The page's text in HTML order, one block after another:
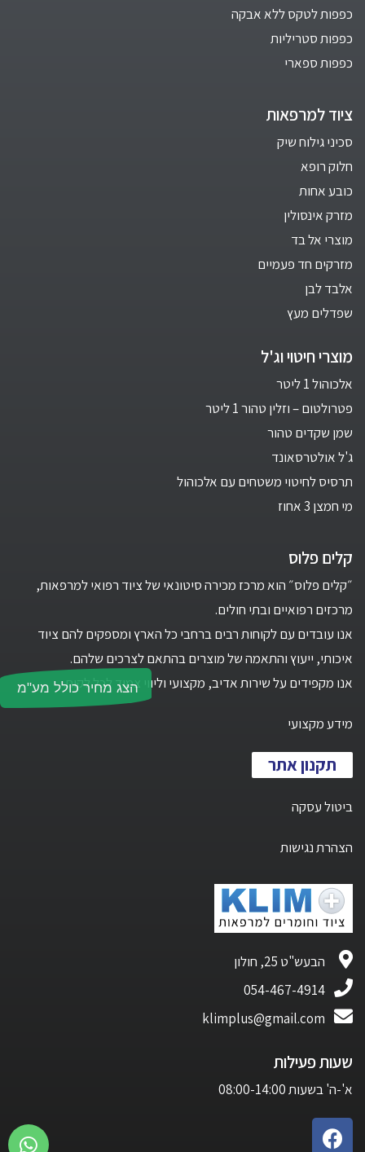
הצג מחיר כולל מע"מ
כפפות לטקס ללא אבקה
כפפות סטריליות
כפפות ספארי
ציוד למרפאות
סכיני גילוח שיק
חלוק רופא
כובע אחות
מזרק אינסולין
מוצרי אל בד
מזרקים חד פעמיים
אלבד לבן
שפדלים מעץ
מוצרי חיטוי וג'ל
אלכוהול 1 ליטר
פטרולטום – וזלין טהור 1 ליטר
שמן שקדים טהור
ג'ל אולטרסאונד
תרסיס לחיטוי משטחים עם אלכוהול
מי חמצן 3 אחוז
קלים פלוס
״קלים פלוס״ הוא מרכז מכירה סיטונאי של ציוד רפואי למרפאות,
מרכזים רפואיים ובתי חולים.
אנו עובדים עם לקוחות רבים ברחבי כל הארץ ומספקים להם ציוד
איכותי, ייעוץ והתאמה של מוצרים בהתאם לצרכים שלהם.
אנו מקפידים על שירות אדיב, מקצועי וליווי צמוד לכל לקוח.
מידע מקצועי
תקנון אתר
ביטול עסקה
הצהרת נגישות
הבעש"ט 25, חולון
054-467-4914
klimplus@gmail.com
שעות פעילות
א'-ה' בשעות 08:00-14:00